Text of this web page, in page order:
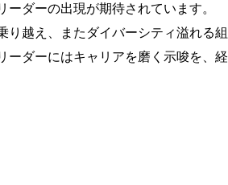
ダーの出現が期待されています。
越え、またダイバーシティ溢れる
ダーにはキャリアを磨く示唆を、